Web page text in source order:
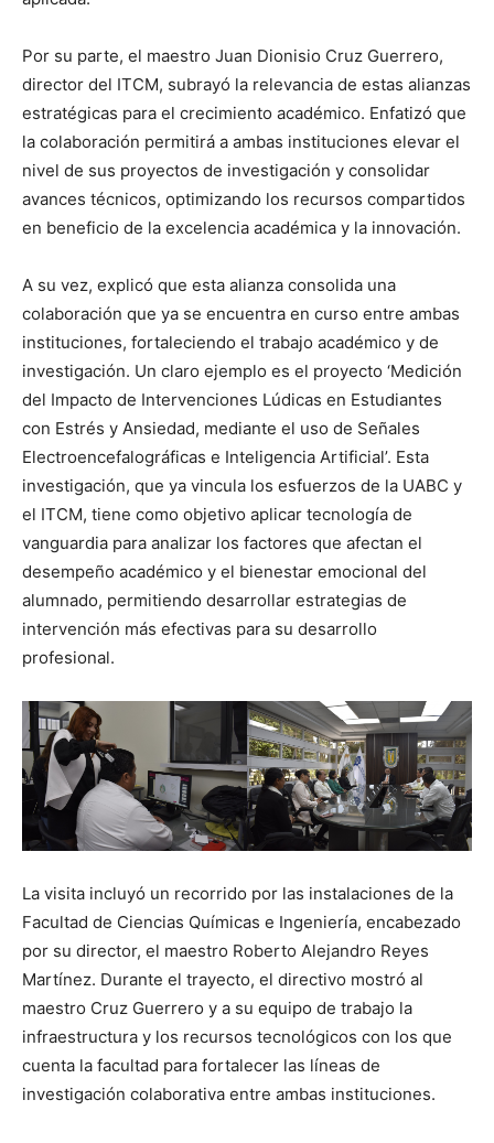
Por su parte, el maestro Juan Dionisio Cruz Guerrero,
director del ITCM, subrayó la relevancia de estas alianzas
estratégicas para el crecimiento académico. Enfatizó que
la colaboración permitirá a ambas instituciones elevar el
nivel de sus proyectos de investigación y consolidar
avances técnicos, optimizando los recursos compartidos
en beneficio de la excelencia académica y la innovación.
A su vez, explicó que esta alianza consolida una
colaboración que ya se encuentra en curso entre ambas
instituciones, fortaleciendo el trabajo académico y de
investigación. Un claro ejemplo es el proyecto ‘Medición
del Impacto de Intervenciones Lúdicas en Estudiantes
con Estrés y Ansiedad, mediante el uso de Señales
Electroencefalográficas e Inteligencia Artificial’. Esta
investigación, que ya vincula los esfuerzos de la UABC y
el ITCM, tiene como objetivo aplicar tecnología de
vanguardia para analizar los factores que afectan el
desempeño académico y el bienestar emocional del
alumnado, permitiendo desarrollar estrategias de
intervención más efectivas para su desarrollo
profesional.
La visita incluyó un recorrido por las instalaciones de la
Facultad de Ciencias Químicas e Ingeniería, encabezado
por su director, el maestro Roberto Alejandro Reyes
Martínez. Durante el trayecto, el directivo mostró al
maestro Cruz Guerrero y a su equipo de trabajo la
infraestructura y los recursos tecnológicos con los que
cuenta la facultad para fortalecer las líneas de
investigación colaborativa entre ambas instituciones.